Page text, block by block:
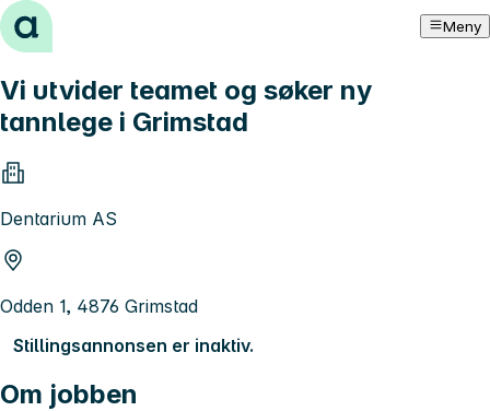
Hopp til innhold Meny
Vi utvider teamet og søker ny
tannlege i Grimstad
Dentarium AS
Odden 1, 4876 Grimstad
Stillingsannonsen er inaktiv.
Om jobben